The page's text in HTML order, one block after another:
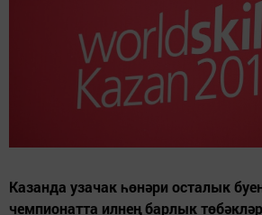
Казанда узачак һөнәри осталык
чемпионатта илнең барлык